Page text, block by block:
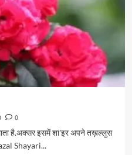
0
है.अक्सर इसमें शा'इर अपने तख़ल्लुस
Shayari...